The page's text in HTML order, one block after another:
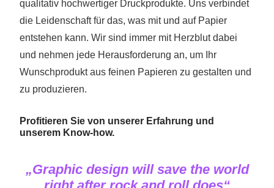
qualitativ hochwertiger Druckprodukte. Uns verbindet
die Leidenschaft für das, was mit und auf Papier
entstehen kann. Wir sind immer mit Herzblut dabei
und nehmen jede Herausforderung an, um Ihr
Wunschprodukt aus feinen Papieren zu gestalten und
zu produzieren.
Profitieren Sie von unserer Erfahrung und
unserem Know-how.
„Graphic design will save the world